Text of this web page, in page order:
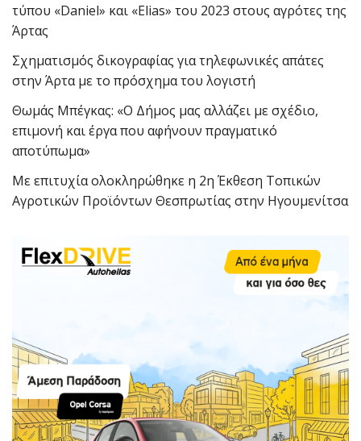
τύπου «Daniel» και «Elias» του 2023 στους αγρότες της
Άρτας
Σχηματισμός δικογραφίας για τηλεφωνικές απάτες
στην Άρτα με το πρόσχημα του λογιστή
Θωμάς Μπέγκας: «Ο Δήμος μας αλλάζει με σχέδιο,
επιμονή και έργα που αφήνουν πραγματικό
αποτύπωμα»
Με επιτυχία ολοκληρώθηκε η 2η Έκθεση Τοπικών
Αγροτικών Προϊόντων Θεσπρωτίας στην Ηγουμενίτσα